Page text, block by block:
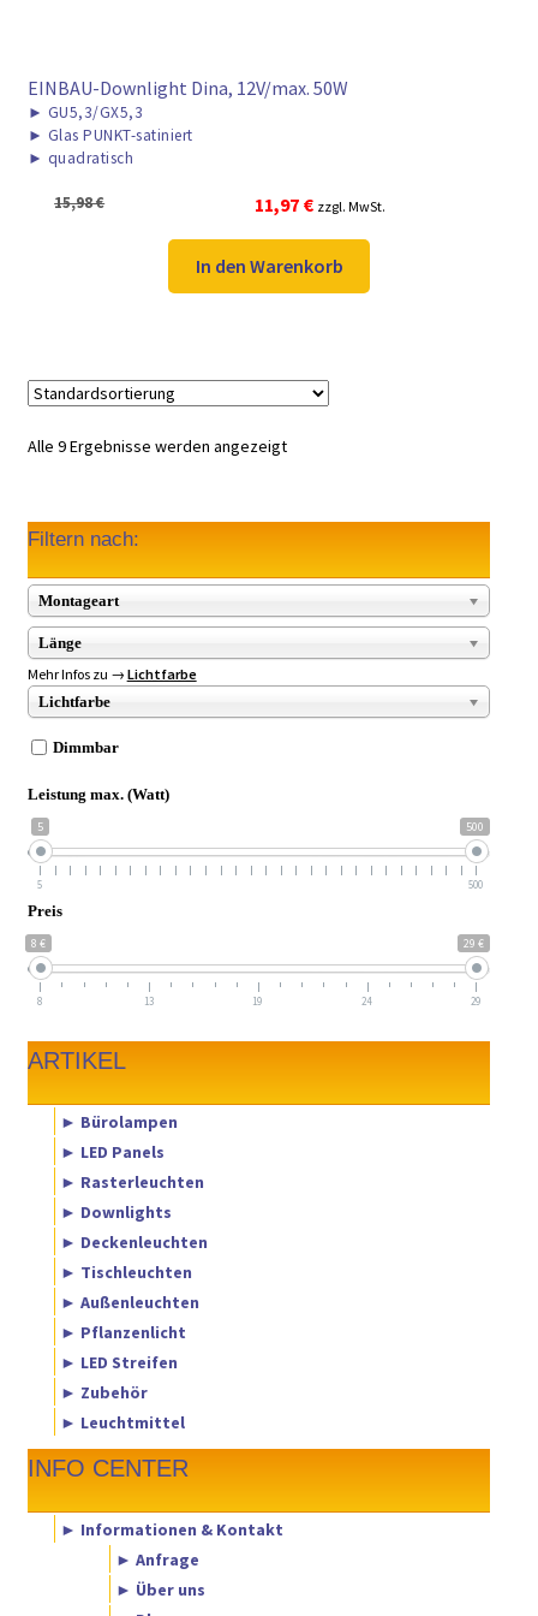
EINBAU-Downlight Dina, 12V/max. 50W
► GU5,3/GX5,3
► Glas PUNKT-satiniert
► quadratisch
15,98€
Ursprünglicher
Preis
war:
15,98 €
11,97 €Aktueller
Preis
ist:
11,97 €.
zzgl. MwSt.
In den Warenkorb
Alle 9 Ergebnisse werden angezeigt
Filtern nach:
Montageart
Länge
Mehr Infos zu → Lichtfarbe
Lichtfarbe
Dimmbar
Leistung max. (Watt)
5 500
5 500
Preis
8 € 29 €
8 13 19 24 29
ARTIKEL
► Bürolampen
► LED Panels
► Rasterleuchten
► Downlights
► Deckenleuchten
► Tischleuchten
► Außenleuchten
► Pflanzenlicht
► LED Streifen
► Zubehör
► Leuchtmittel
INFO CENTER
► Informationen & Kontakt
► Anfrage
► Über uns